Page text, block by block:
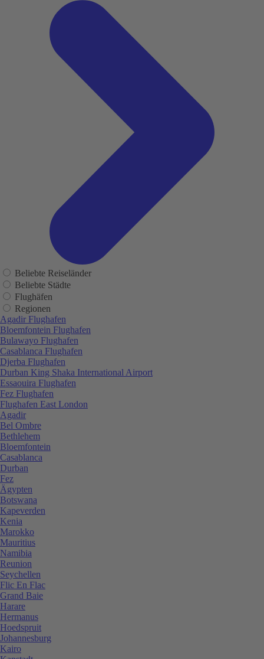
Beliebte Reiseländer
Beliebte Städte
Flughäfen
Regionen
Agadir Flughafen
Bloemfontein Flughafen
Bulawayo Flughafen
Casablanca Flughafen
Djerba Flughafen
Durban King Shaka International Airport
Essaouira Flughafen
Fez Flughafen
Flughafen East London
Agadir
Bel Ombre
Bethlehem
Bloemfontein
Casablanca
Durban
Fez
Ägypten
Botswana
Kapeverden
Kenia
Marokko
Mauritius
Namibia
Reunion
Seychellen
Flic En Flac
Grand Baie
Harare
Hermanus
Hoedspruit
Johannesburg
Kairo